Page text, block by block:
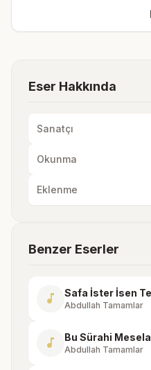
Eser Hakkında
Sanatçı
Okunma
Eklenme
Benzer Eserler
music_note Safa İster İsen
Abdullah Tamamlar
music_note Bu Sürahi
Abdullah Tamamlar